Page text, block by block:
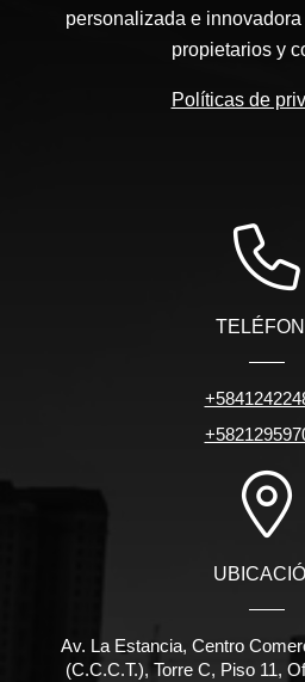
personalizada e
propietarios y
Políticas de
Av. La Estancia, Centro
(C.C.C.T.), Torre C, Piso 11,